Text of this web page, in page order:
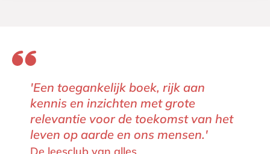
'Een toegankelijk boek, rijk aan
kennis en inzichten met grote
relevantie voor de toekomst van het
leven op aarde en ons mensen.'